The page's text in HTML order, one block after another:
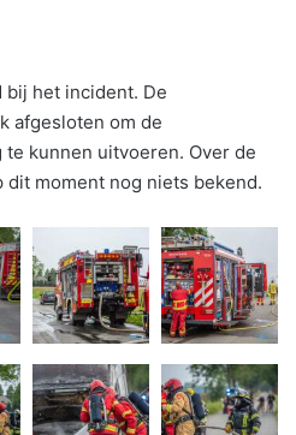
bij het incident. De
afgesloten om de
kunnen uitvoeren. Over de
dit moment nog niets bekend.